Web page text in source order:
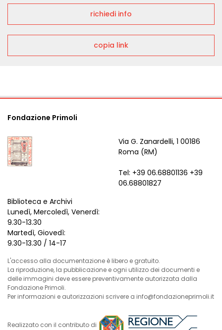
richiedi info
copia link
Fondazione Primoli
Via G. Zanardelli, 1 00186
Roma (RM)
Tel: +39 06.68801136 +39
06.68801827
Biblioteca e Archivi
Lunedì, Mercoledì, Venerdì:
9.30-13.30
Martedì, Giovedì:
9.30-13.30 / 14-17
L'accesso alla documentazione è libero e gratuito.
La riproduzione, la pubblicazione e ogni utilizzo dei documenti e
delle immagini deve essere preventivamente autorizzata dalla
Fondazione Primoli.
Per informazioni e autorizzazioni scrivere a info@fondazioneprimoli.it
Realizzato con il contributo di